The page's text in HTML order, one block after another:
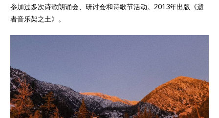
参加过多次诗歌朗诵会、研讨会和诗歌节活动。2013年出版《逝
者音乐架之土》。